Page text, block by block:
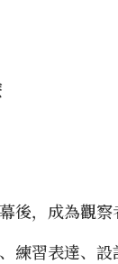
後，成為觀察
練習表達、